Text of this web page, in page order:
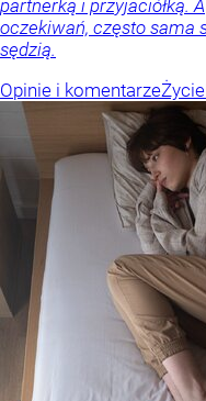
partnerką i przyjaciółką.
oczekiwań, często sama
sędzią.
Opinie i komentarzeŻycie